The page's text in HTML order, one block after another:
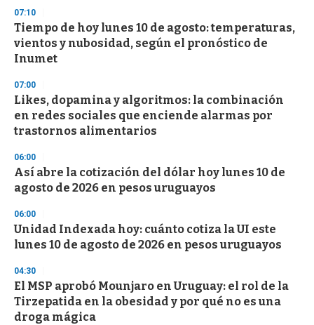
3
s
c
o
d
s
07:10
Tiempo de hoy lunes 10 de agosto: temperaturas,
vientos y nubosidad, según el pronóstico de
Inumet
07:00
Likes, dopamina y algoritmos: la combinación
en redes sociales que enciende alarmas por
trastornos alimentarios
06:00
Así abre la cotización del dólar hoy lunes 10 de
agosto de 2026 en pesos uruguayos
06:00
Unidad Indexada hoy: cuánto cotiza la UI este
lunes 10 de agosto de 2026 en pesos uruguayos
04:30
El MSP aprobó Mounjaro en Uruguay: el rol de la
Tirzepatida en la obesidad y por qué no es una
droga mágica